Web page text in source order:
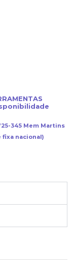
345 Mem Martins
fixa nacional)